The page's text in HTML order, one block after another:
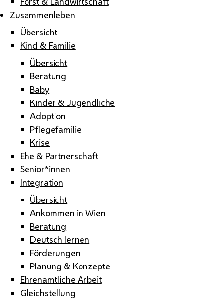
Zusammenleben
Übersicht
Kind & Familie
Übersicht
Beratung
Baby
Kinder & Jugendliche
Adoption
Pflegefamilie
Krise
Ehe & Partnerschaft
Senior*innen
Integration
Übersicht
Ankommen in Wien
Beratung
Deutsch lernen
Förderungen
Planung & Konzepte
Ehrenamtliche Arbeit
Gleichstellung